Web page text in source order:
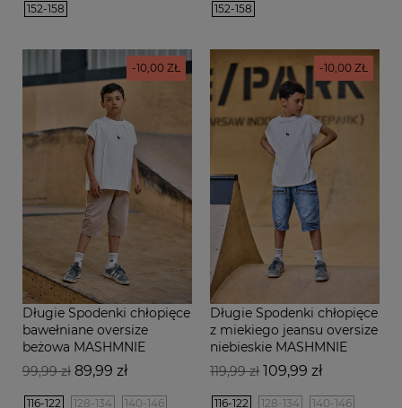
152-158
152-158
Długie Spodenki chłopięce
bawełniane oversize
beżowa MASHMNIE
Cena
99,99 zł Cena
89,99 zł
-10,00 ZŁ
116-122 128-134
140-146
Długie Spodenki chłopięce
z miekiego jeansu oversize
niebieskie MASHMNIE
Cena
119,99 zł Cena
109,99 zł
-10,00 ZŁ
116-122 128-134
140-146